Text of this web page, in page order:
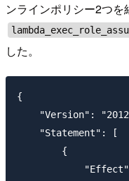
ンラインポリシー2つを
した。
{
"Version":
    "Statement": [
        {